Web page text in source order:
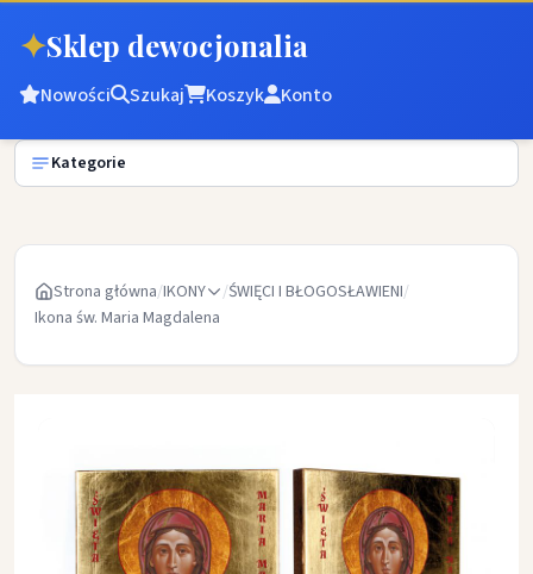
✦Sklep dewocjonalia
Nowości Szukaj Koszyk Konto
Kategorie
Strona główna/IKONY /ŚWIĘCI I BŁOGOSŁAWIENI/
Ikona św. Maria Magdalena